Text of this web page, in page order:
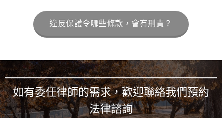
違反保護令哪些條款，會有刑責？
如有委任律師的需求，歡迎聯絡我們預約
法律諮詢